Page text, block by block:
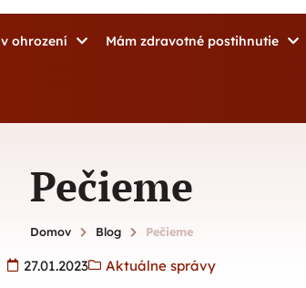
ohrození Mám zdravotné postihnutie
Pečieme
Domov Blog Pečieme
27.01.2023 Aktuálne správy